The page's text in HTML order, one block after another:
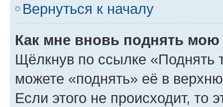
Вернуться к началу
Как мне вновь поднять мою
Щёлкнув по ссылке «Поднять
можете «поднять» её в
Если этого не происходит, то